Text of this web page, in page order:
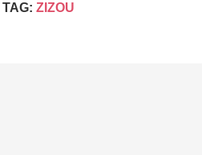
TAG: ZIZOU